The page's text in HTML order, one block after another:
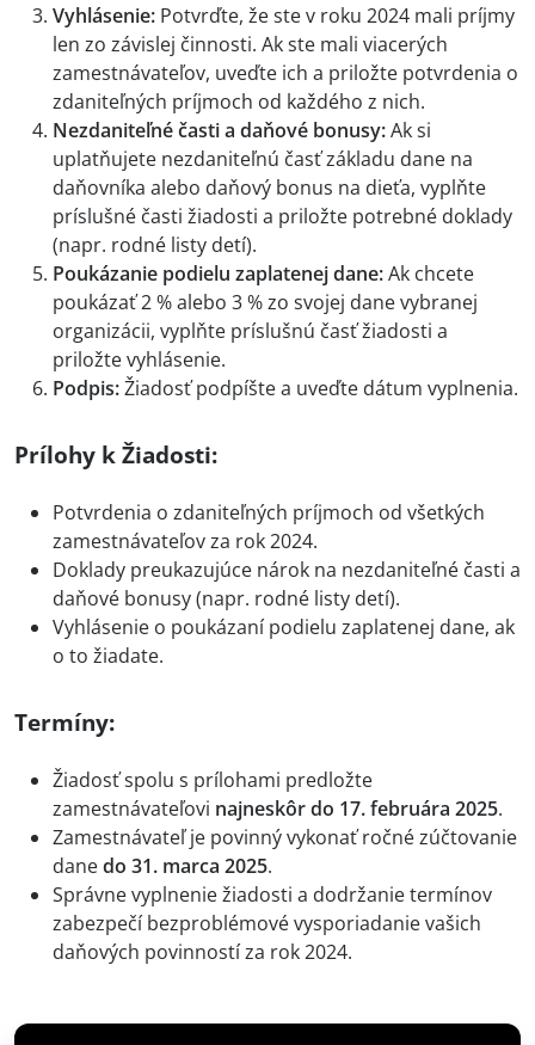
Vyhlásenie: Potvrďte, že ste v roku 2024 mali príjmy
len zo závislej činnosti. Ak ste mali viacerých
zamestnávateľov, uveďte ich a priložte potvrdenia o
zdaniteľných príjmoch od každého z nich.
Nezdaniteľné časti a daňové bonusy:Ak si
uplatňujete nezdaniteľnú časť základu dane na
daňovníka alebo daňový bonus na dieťa, vyplňte
príslušné časti žiadosti a priložte potrebné doklady
(napr. rodné listy detí).
Poukázanie podielu zaplatenej dane:Ak chcete
poukázať 2 % alebo 3 % zo svojej dane vybranej
organizácii, vyplňte príslušnú časť žiadosti a
priložte vyhlásenie.
Podpis:Žiadosť podpíšte a uveďte dátum vyplnenia.
Prílohy k Žiadosti:
Potvrdenia o zdaniteľných príjmoch od všetkých
zamestnávateľov za rok 2024.
Doklady preukazujúce nárok na nezdaniteľné časti a
daňové bonusy (napr. rodné listy detí).
Vyhlásenie o poukázaní podielu zaplatenej dane, ak
o to žiadate.
Termíny:
Žiadosť spolu s prílohami predložte
zamestnávateľovi najneskôr do 17. februára 2025.
Zamestnávateľ je povinný vykonať ročné zúčtovanie
danedo 31. marca 2025.
Správne vyplnenie žiadosti a dodržanie termínov
zabezpečí bezproblémové vysporiadanie vašich
daňových povinností za rok 2024.